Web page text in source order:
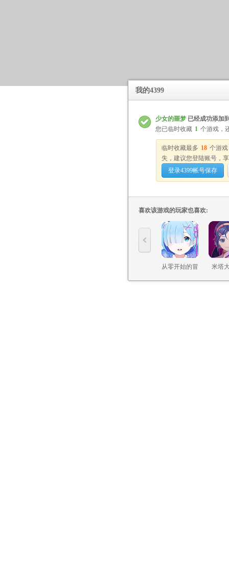
我的4399
少女的噩梦 已经成功添加
您已临时收藏 1 个游戏，
临时收藏最多 18 个游
失，建议您登陆账号，
登录4399帐号保存
喜欢该游戏的玩家也喜欢:
从零开始的冒
米塔